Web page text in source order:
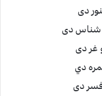
دى
دى
غر دى
دي
دى